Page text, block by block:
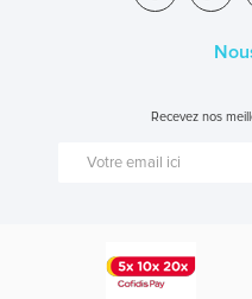
Recevez nos